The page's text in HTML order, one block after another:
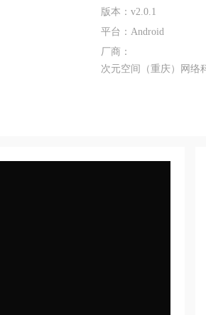
版本： v2.0.1
平台： Android
厂商：
次元空间（重庆）网络